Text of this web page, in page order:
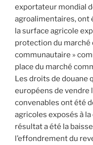
exportateur mondial
agroalimentaires, ont
la surface agricole
protection du marché
communautaire »
place du marché
Les droits de douane
européens de vendre
convenables ont été
agricoles exposés à
résultat a été la
l’effondrement du